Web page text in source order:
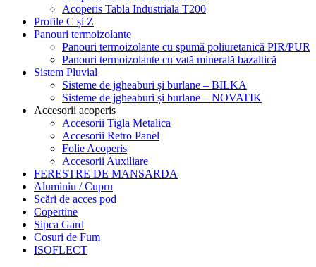
Acoperis Tabla Industriala T200
Profile C și Z
Panouri termoizolante
Panouri termoizolante cu spumă poliuretanică PIR/PUR
Panouri termoizolante cu vată minerală bazaltică
Sistem Pluvial
Sisteme de jgheaburi și burlane – BILKA
Sisteme de jgheaburi și burlane – NOVATIK
Accesorii acoperis
Accesorii Tigla Metalica
Accesorii Retro Panel
Folie Acoperis
Accesorii Auxiliare
FERESTRE DE MANSARDA
Aluminiu / Cupru
Scări de acces pod
Copertine
Sipca Gard
Cosuri de Fum
ISOFLECT